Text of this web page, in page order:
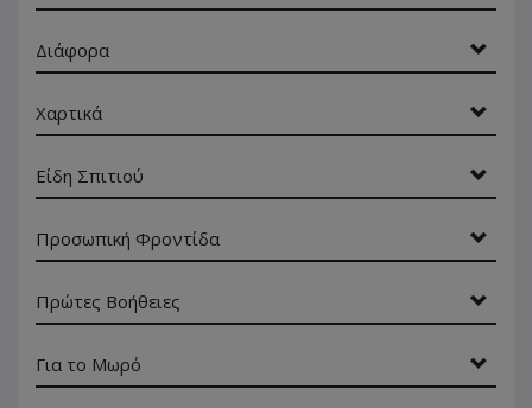
Διάφορα
Χαρτικά
Είδη Σπιτιού
Προσωπική Φροντίδα
Πρώτες Βοήθειες
Για το Μωρό